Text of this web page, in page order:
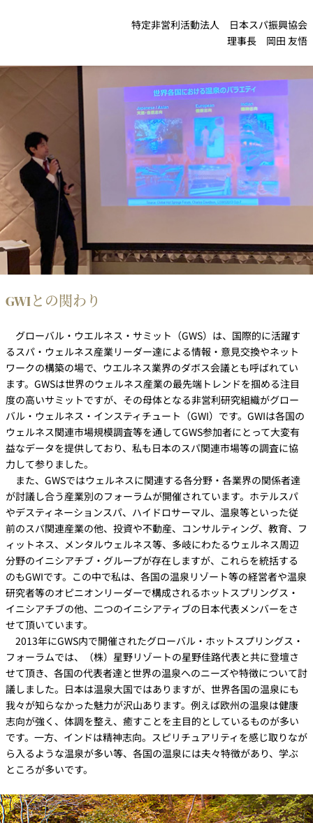
特定非営利活動法人 日本スパ振興協会
理事長 岡田 友悟
GWIとの関わり
グローバル・ウエルネス・サミット（GWS）は、国際的に活躍す
るスパ・ウェルネス産業リーダー達による情報・意見交換やネット
ワークの構築の場で、ウエルネス業界のダボス会議とも呼ばれてい
ます。GWSは世界のウェルネス産業の最先端トレンドを掴める注目
度の高いサミットですが、その母体となる非営利研究組織がグロー
バル・ウェルネス・インスティチュート（GWI）です。GWIは各国の
ウェルネス関連市場規模調査等を通してGWS参加者にとって大変有
益なデータを提供しており、私も日本のスパ関連市場等の調査に協
力して参りました。
また、GWSではウェルネスに関連する各分野・各業界の関係者達
が討議し合う産業別のフォーラムが開催されています。ホテルスパ
やデスティネーションスパ、ハイドロサーマル、温泉等といった従
前のスパ関連産業の他、投資や不動産、コンサルティング、教育、フ
ィットネス、メンタルウェルネス等、多岐にわたるウェルネス周辺
分野のイニシアチブ・グループが存在しますが、これらを統括する
のもGWIです。この中で私は、各国の温泉リゾート等の経営者や温泉
研究者等のオピニオンリーダーで構成されるホットスプリングス・
イニシアチブの他、二つのイニシアティブの日本代表メンバーをさ
せて頂いています。
2013年にGWS内で開催されたグローバル・ホットスプリングス・
フォーラムでは、（株）星野リゾートの星野佳路代表と共に登壇さ
せて頂き、各国の代表者達と世界の温泉へのニーズや特徴について討
議しました。日本は温泉大国ではありますが、世界各国の温泉にも
我々が知らなかった魅力が沢山あります。例えば欧州の温泉は健康
志向が強く、体調を整え、癒すことを主目的としているものが多い
です。一方、インドは精神志向。スピリチュアリティを感じ取りなが
ら入るような温泉が多い等、各国の温泉には夫々特徴があり、学ぶ
ところが多いです。